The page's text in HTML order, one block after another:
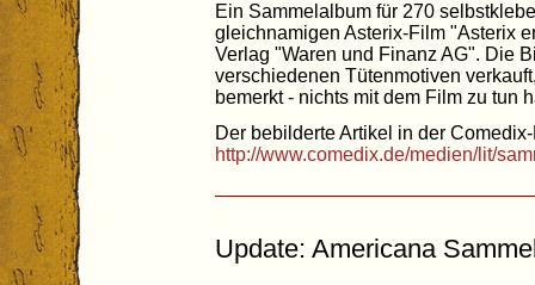
Ein Sammelalbum für 270
gleichnamigen Asterix-Film "Asterix
Verlag "Waren und Finanz AG". Die
verschiedenen Tütenmotiven
bemerkt - nichts mit dem Film zu tun
Der bebilderte Artikel in der
http://www.comedix.de/medien/lit/
Update: Americana